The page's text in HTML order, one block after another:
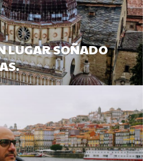
LUGAR SOÑADO